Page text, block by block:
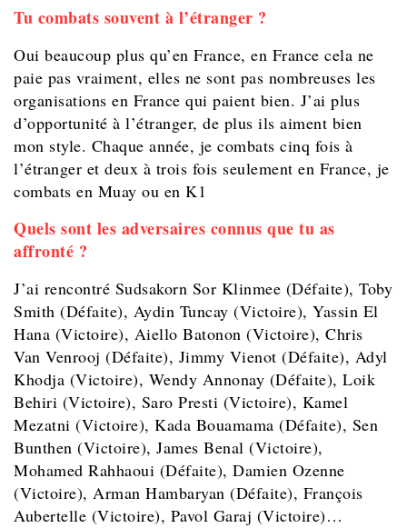
Tu combats souvent à l’étranger ?
Oui beaucoup plus qu’en France, en France cela ne
paie pas vraiment, elles ne sont pas nombreuses les
organisations en France qui paient bien. J’ai plus
d’opportunité à l’étranger, de plus ils aiment bien
mon style. Chaque année, je combats cinq fois à
l’étranger et deux à trois fois seulement en France, je
combats en Muay ou en K1
Quels sont les adversaires connus que tu as
affronté ?
J’ai rencontré Sudsakorn Sor Klinmee (Défaite), Toby
Smith (Défaite), Aydin Tuncay (Victoire), Yassin El
Hana (Victoire), Aiello Batonon (Victoire), Chris
Van Venrooj (Défaite), Jimmy Vienot (Défaite), Adyl
Khodja (Victoire), Wendy Annonay (Défaite), Loik
Behiri (Victoire), Saro Presti (Victoire), Kamel
Mezatni (Victoire), Kada Bouamama (Défaite), Sen
Bunthen (Victoire), James Benal (Victoire),
Mohamed Rahhaoui (Défaite), Damien Ozenne
(Victoire), Arman Hambaryan (Défaite), François
Aubertelle (Victoire), Pavol Garaj (Victoire)…